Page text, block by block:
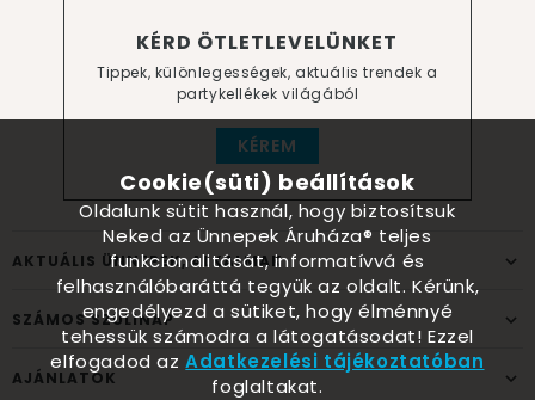
KÉRD ÖTLETLEVELÜNKET
Tippek, különlegességek, aktuális trendek a
partykellékek világából
KÉREM
AKTUÁLIS ÜNNEPEK, ALKALMAK
SZÁMOS SZÜLINAP
AJÁNLATOK
Cookie(süti) beállítások
Oldalunk sütit használ, hogy biztosítsuk
Neked az Ünnepek Áruháza® teljes
funkcionalitását, informatívvá és
felhasználóbaráttá tegyük az oldalt. Kérünk,
engedélyezd a sütiket, hogy élménnyé
tehessük számodra a látogatásodat! Ezzel
elfogadod azAdatkezelési tájékoztatóban
foglaltakat.